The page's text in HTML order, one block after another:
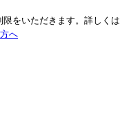
をいただきます。詳しくは
へ